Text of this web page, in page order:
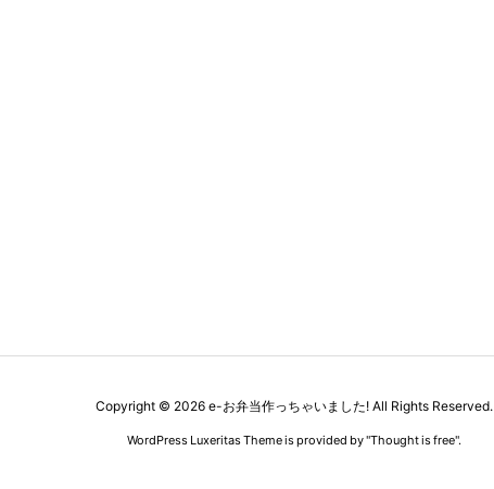
Copyright © 2026 e-お弁当作っちゃいました! All Rights Reserved.
WordPress Luxeritas Theme is provided by "Thought is free".